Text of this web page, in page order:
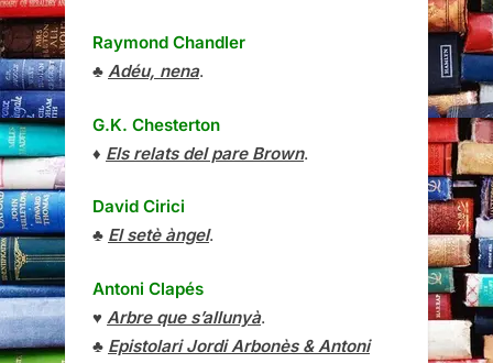
Raymond Chandler
♣ Adéu, nena.
G.K. Chesterton
♦ Els relats del pare Brown.
David Cirici
♣ El setè àngel.
Antoni Clapés
♥ Arbre que s’allunyà.
♣ Epistolari Jordi Arbonès & Antoni